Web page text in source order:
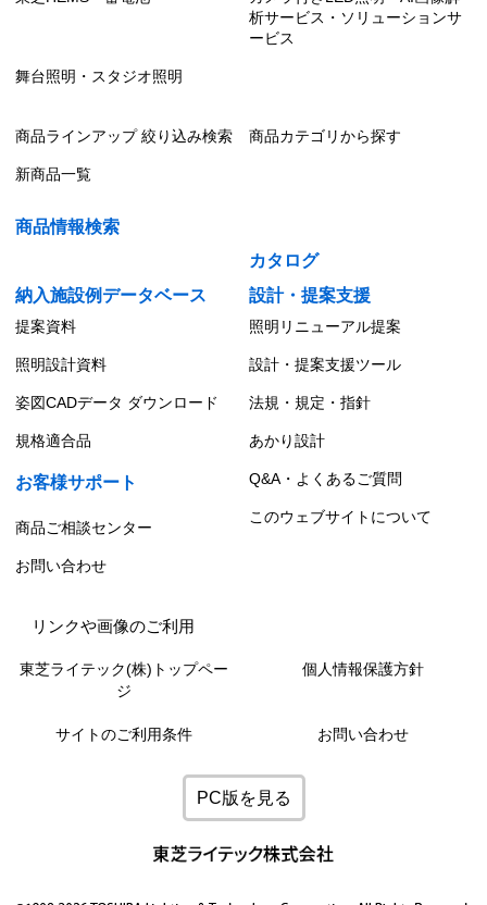
析サービス・ソリューションサ
ービス
舞台照明・スタジオ照明
商品ラインアップ 絞り込み検索 商品カテゴリから探す
新商品一覧
商品情報検索
カタログ
納入施設例データベース
設計・提案支援
提案資料 照明リニューアル提案
照明設計資料 設計・提案支援ツール
姿図CADデータ ダウンロード 法規・規定・指針
規格適合品 あかり設計
お客様サポート Q&A・よくあるご質問
商品ご相談センター
このウェブサイトについて
お問い合わせ
リンクや画像のご利用
東芝ライテック(株)トップペー
ジ
個人情報保護方針
サイトのご利用条件 お問い合わせ
PC版を見る